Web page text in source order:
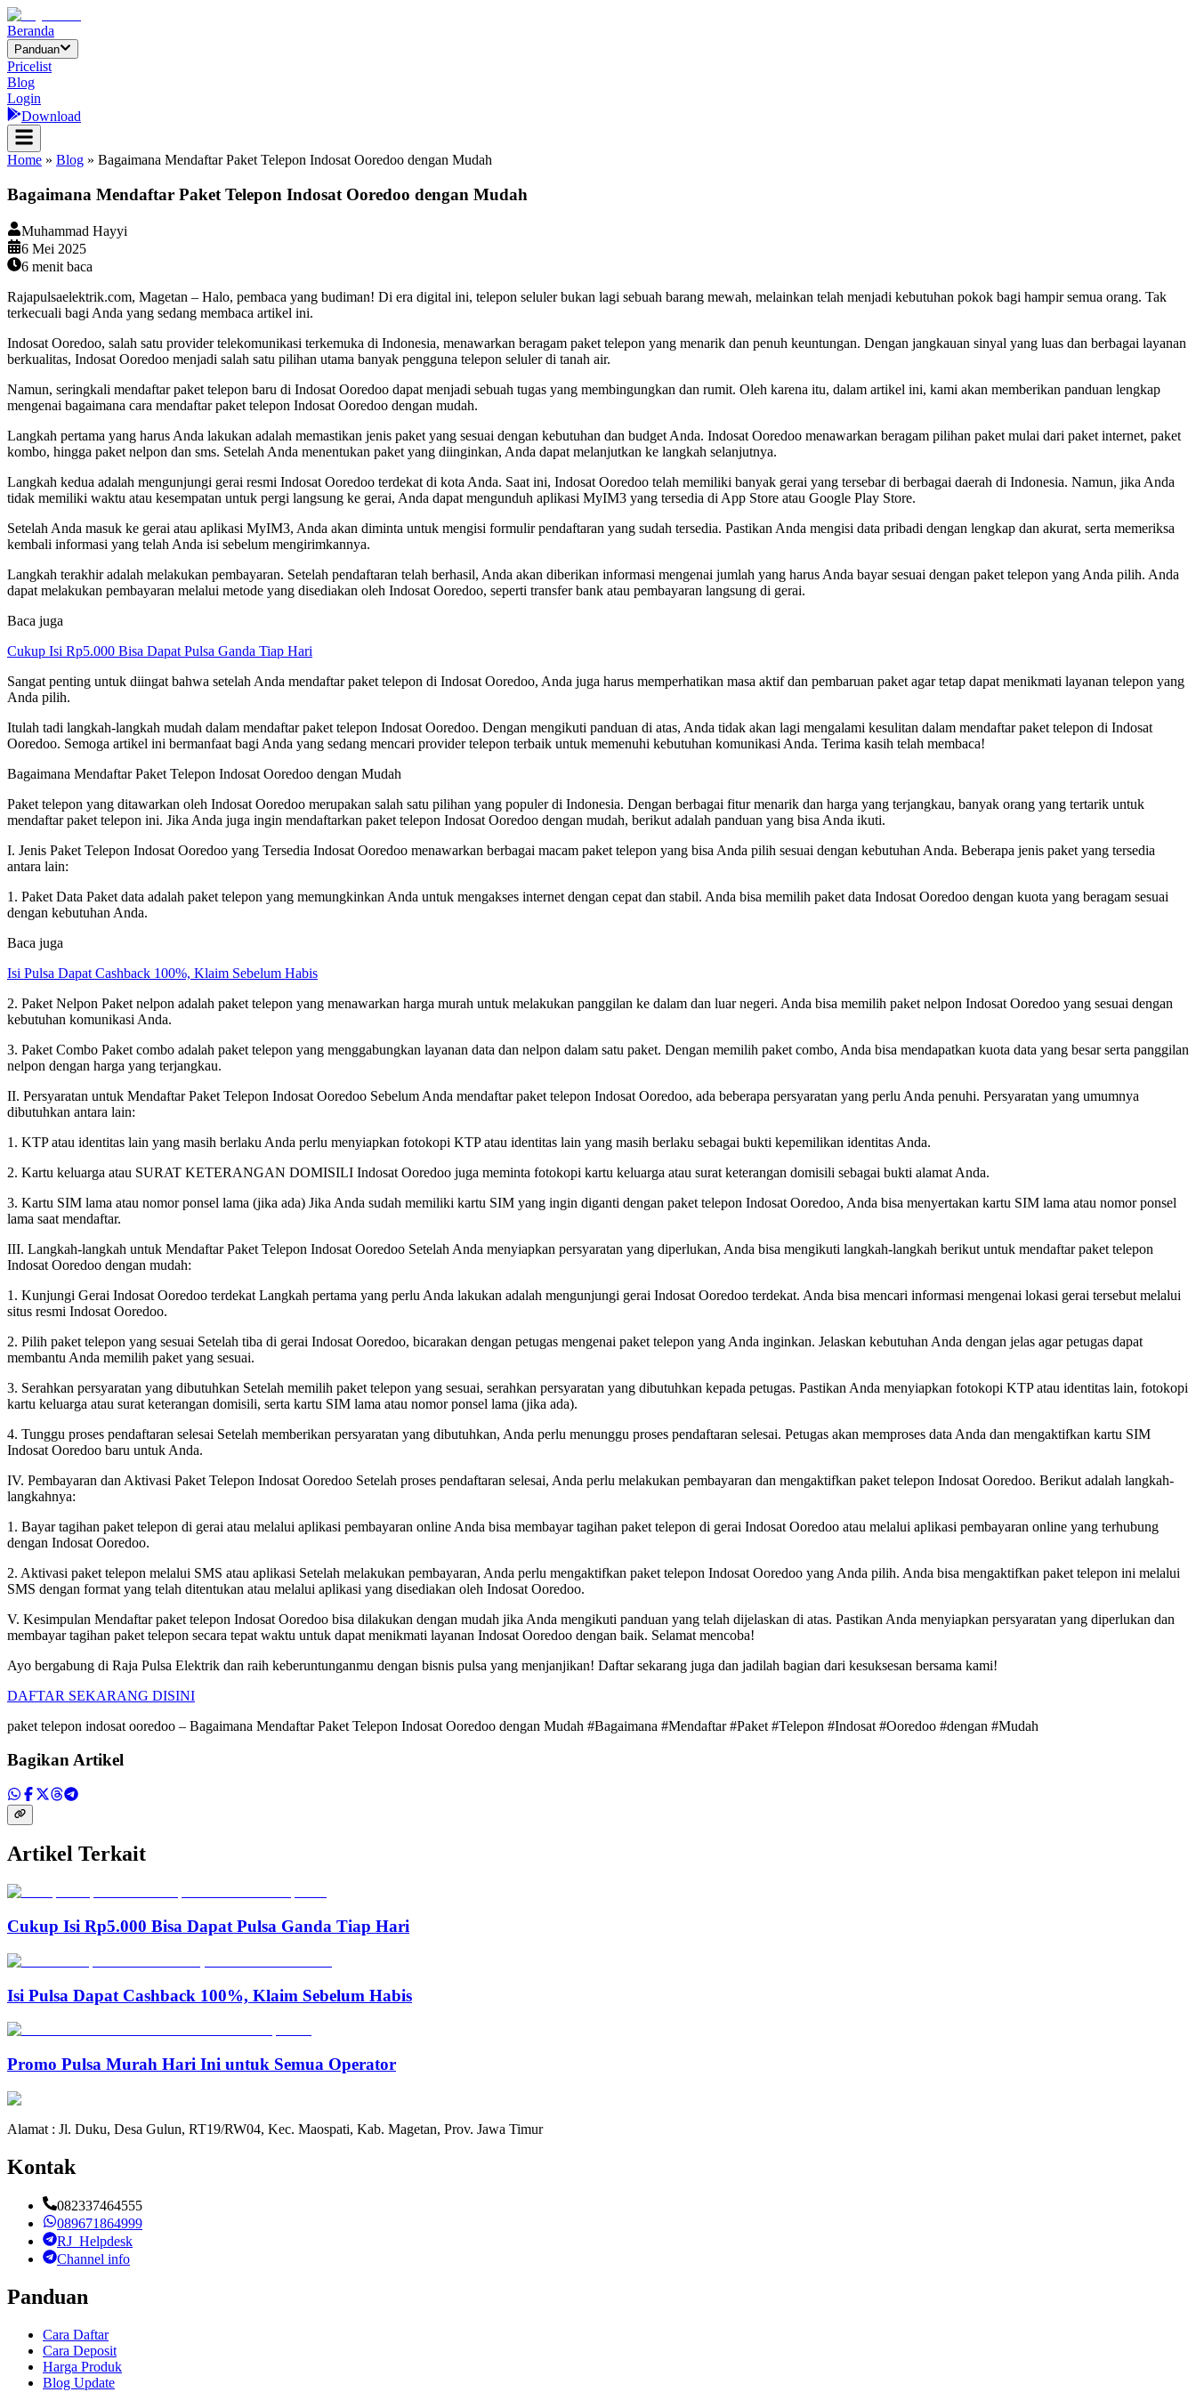
Beranda
Panduan
Pricelist
Blog
Login
Download
Home » Blog » Bagaimana Mendaftar Paket Telepon Indosat Ooredoo dengan Mudah
Bagaimana Mendaftar Paket Telepon Indosat Ooredoo dengan Mudah
Muhammad Hayyi
6 Mei 2025
6 menit baca
Rajapulsaelektrik.com, Magetan – Halo, pembaca yang budiman! Di era digital ini, telepon seluler bukan lagi sebuah barang mewah, melainkan telah menjadi kebutuhan pokok bagi hampir semua orang. Tak
terkecuali bagi Anda yang sedang membaca artikel ini.
Indosat Ooredoo, salah satu provider telekomunikasi terkemuka di Indonesia, menawarkan beragam paket telepon yang menarik dan penuh keuntungan. Dengan jangkauan sinyal yang luas dan berbagai layanan
berkualitas, Indosat Ooredoo menjadi salah satu pilihan utama banyak pengguna telepon seluler di tanah air.
Namun, seringkali mendaftar paket telepon baru di Indosat Ooredoo dapat menjadi sebuah tugas yang membingungkan dan rumit. Oleh karena itu, dalam artikel ini, kami akan memberikan panduan lengkap
mengenai bagaimana cara mendaftar paket telepon Indosat Ooredoo dengan mudah.
Langkah pertama yang harus Anda lakukan adalah memastikan jenis paket yang sesuai dengan kebutuhan dan budget Anda. Indosat Ooredoo menawarkan beragam pilihan paket mulai dari paket internet, paket
kombo, hingga paket nelpon dan sms. Setelah Anda menentukan paket yang diinginkan, Anda dapat melanjutkan ke langkah selanjutnya.
Langkah kedua adalah mengunjungi gerai resmi Indosat Ooredoo terdekat di kota Anda. Saat ini, Indosat Ooredoo telah memiliki banyak gerai yang tersebar di berbagai daerah di Indonesia. Namun, jika Anda
tidak memiliki waktu atau kesempatan untuk pergi langsung ke gerai, Anda dapat mengunduh aplikasi MyIM3 yang tersedia di App Store atau Google Play Store.
Setelah Anda masuk ke gerai atau aplikasi MyIM3, Anda akan diminta untuk mengisi formulir pendaftaran yang sudah tersedia. Pastikan Anda mengisi data pribadi dengan lengkap dan akurat, serta memeriksa
kembali informasi yang telah Anda isi sebelum mengirimkannya.
Langkah terakhir adalah melakukan pembayaran. Setelah pendaftaran telah berhasil, Anda akan diberikan informasi mengenai jumlah yang harus Anda bayar sesuai dengan paket telepon yang Anda pilih. Anda
dapat melakukan pembayaran melalui metode yang disediakan oleh Indosat Ooredoo, seperti transfer bank atau pembayaran langsung di gerai.
Baca juga
Cukup Isi Rp5.000 Bisa Dapat Pulsa Ganda Tiap Hari
Sangat penting untuk diingat bahwa setelah Anda mendaftar paket telepon di Indosat Ooredoo, Anda juga harus memperhatikan masa aktif dan pembaruan paket agar tetap dapat menikmati layanan telepon yang
Anda pilih.
Itulah tadi langkah-langkah mudah dalam mendaftar paket telepon Indosat Ooredoo. Dengan mengikuti panduan di atas, Anda tidak akan lagi mengalami kesulitan dalam mendaftar paket telepon di Indosat
Ooredoo. Semoga artikel ini bermanfaat bagi Anda yang sedang mencari provider telepon terbaik untuk memenuhi kebutuhan komunikasi Anda. Terima kasih telah membaca!
Bagaimana Mendaftar Paket Telepon Indosat Ooredoo dengan Mudah
Paket telepon yang ditawarkan oleh Indosat Ooredoo merupakan salah satu pilihan yang populer di Indonesia. Dengan berbagai fitur menarik dan harga yang terjangkau, banyak orang yang tertarik untuk
mendaftar paket telepon ini. Jika Anda juga ingin mendaftarkan paket telepon Indosat Ooredoo dengan mudah, berikut adalah panduan yang bisa Anda ikuti.
I. Jenis Paket Telepon Indosat Ooredoo yang Tersedia Indosat Ooredoo menawarkan berbagai macam paket telepon yang bisa Anda pilih sesuai dengan kebutuhan Anda. Beberapa jenis paket yang tersedia
antara lain:
1. Paket Data Paket data adalah paket telepon yang memungkinkan Anda untuk mengakses internet dengan cepat dan stabil. Anda bisa memilih paket data Indosat Ooredoo dengan kuota yang beragam sesuai
dengan kebutuhan Anda.
Baca juga
Isi Pulsa Dapat Cashback 100%, Klaim Sebelum Habis
2. Paket Nelpon Paket nelpon adalah paket telepon yang menawarkan harga murah untuk melakukan panggilan ke dalam dan luar negeri. Anda bisa memilih paket nelpon Indosat Ooredoo yang sesuai dengan
kebutuhan komunikasi Anda.
3. Paket Combo Paket combo adalah paket telepon yang menggabungkan layanan data dan nelpon dalam satu paket. Dengan memilih paket combo, Anda bisa mendapatkan kuota data yang besar serta panggilan
nelpon dengan harga yang terjangkau.
II. Persyaratan untuk Mendaftar Paket Telepon Indosat Ooredoo Sebelum Anda mendaftar paket telepon Indosat Ooredoo, ada beberapa persyaratan yang perlu Anda penuhi. Persyaratan yang umumnya
dibutuhkan antara lain:
1. KTP atau identitas lain yang masih berlaku Anda perlu menyiapkan fotokopi KTP atau identitas lain yang masih berlaku sebagai bukti kepemilikan identitas Anda.
2. Kartu keluarga atau SURAT KETERANGAN DOMISILI Indosat Ooredoo juga meminta fotokopi kartu keluarga atau surat keterangan domisili sebagai bukti alamat Anda.
3. Kartu SIM lama atau nomor ponsel lama (jika ada) Jika Anda sudah memiliki kartu SIM yang ingin diganti dengan paket telepon Indosat Ooredoo, Anda bisa menyertakan kartu SIM lama atau nomor ponsel
lama saat mendaftar.
III. Langkah-langkah untuk Mendaftar Paket Telepon Indosat Ooredoo Setelah Anda menyiapkan persyaratan yang diperlukan, Anda bisa mengikuti langkah-langkah berikut untuk mendaftar paket telepon
Indosat Ooredoo dengan mudah:
1. Kunjungi Gerai Indosat Ooredoo terdekat Langkah pertama yang perlu Anda lakukan adalah mengunjungi gerai Indosat Ooredoo terdekat. Anda bisa mencari informasi mengenai lokasi gerai tersebut melalui
situs resmi Indosat Ooredoo.
2. Pilih paket telepon yang sesuai Setelah tiba di gerai Indosat Ooredoo, bicarakan dengan petugas mengenai paket telepon yang Anda inginkan. Jelaskan kebutuhan Anda dengan jelas agar petugas dapat
membantu Anda memilih paket yang sesuai.
3. Serahkan persyaratan yang dibutuhkan Setelah memilih paket telepon yang sesuai, serahkan persyaratan yang dibutuhkan kepada petugas. Pastikan Anda menyiapkan fotokopi KTP atau identitas lain, fotokopi
kartu keluarga atau surat keterangan domisili, serta kartu SIM lama atau nomor ponsel lama (jika ada).
4. Tunggu proses pendaftaran selesai Setelah memberikan persyaratan yang dibutuhkan, Anda perlu menunggu proses pendaftaran selesai. Petugas akan memproses data Anda dan mengaktifkan kartu SIM
Indosat Ooredoo baru untuk Anda.
IV. Pembayaran dan Aktivasi Paket Telepon Indosat Ooredoo Setelah proses pendaftaran selesai, Anda perlu melakukan pembayaran dan mengaktifkan paket telepon Indosat Ooredoo. Berikut adalah langkah-
langkahnya:
1. Bayar tagihan paket telepon di gerai atau melalui aplikasi pembayaran online Anda bisa membayar tagihan paket telepon di gerai Indosat Ooredoo atau melalui aplikasi pembayaran online yang terhubung
dengan Indosat Ooredoo.
2. Aktivasi paket telepon melalui SMS atau aplikasi Setelah melakukan pembayaran, Anda perlu mengaktifkan paket telepon Indosat Ooredoo yang Anda pilih. Anda bisa mengaktifkan paket telepon ini melalui
SMS dengan format yang telah ditentukan atau melalui aplikasi yang disediakan oleh Indosat Ooredoo.
V. Kesimpulan Mendaftar paket telepon Indosat Ooredoo bisa dilakukan dengan mudah jika Anda mengikuti panduan yang telah dijelaskan di atas. Pastikan Anda menyiapkan persyaratan yang diperlukan dan
membayar tagihan paket telepon secara tepat waktu untuk dapat menikmati layanan Indosat Ooredoo dengan baik. Selamat mencoba!
Ayo bergabung di Raja Pulsa Elektrik dan raih keberuntunganmu dengan bisnis pulsa yang menjanjikan! Daftar sekarang juga dan jadilah bagian dari kesuksesan bersama kami!
DAFTAR SEKARANG DISINI
paket telepon indosat ooredoo – Bagaimana Mendaftar Paket Telepon Indosat Ooredoo dengan Mudah #Bagaimana #Mendaftar #Paket #Telepon #Indosat #Ooredoo #dengan #Mudah
Bagikan Artikel
Artikel Terkait
Cukup Isi Rp5.000 Bisa Dapat Pulsa Ganda Tiap Hari
Isi Pulsa Dapat Cashback 100%, Klaim Sebelum Habis
Promo Pulsa Murah Hari Ini untuk Semua Operator
Alamat : Jl. Duku, Desa Gulun, RT19/RW04, Kec. Maospati, Kab. Magetan, Prov. Jawa Timur
Kontak
082337464555
089671864999
RJ_Helpdesk
Channel info
Panduan
Cara Daftar
Cara Deposit
Harga Produk
Blog Update